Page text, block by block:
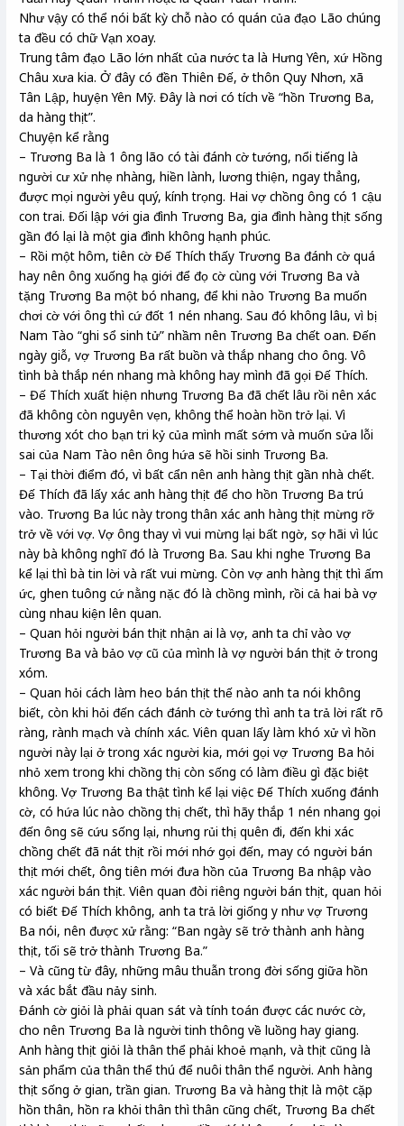
Như vậy có thể nói bất kỳ chỗ nào có quán của đạo Lão chúng
ta đều có chữ Vạn xoay.
Trung tâm đạo Lão lớn nhất của nước ta là Hưng Yên, xứ Hồng
Châu xưa kia. Ở đây có đền Thiên Đế, ở thôn Quy Nhơn, xã
Tân Lập, huyện Yên Mỹ. Đây là nơi có tích về “hồn Trương Ba,
da hàng thịt”.
Chuyện kể rằng
– Trương Ba là 1 ông lão có tài đánh cờ tướng, nổi tiếng là
người cư xử nhẹ nhàng, hiền lành, lương thiện, ngay thẳng,
được mọi người yêu quý, kính trọng. Hai vợ chồng ông có 1 cậu
con trai. Đối lập với gia đình Trương Ba, gia đình hàng thịt sống
gần đó lại là một gia đình không hạnh phúc.
– Rồi một hôm, tiên cờ Đế Thích thấy Trương Ba đánh cờ quá
hay nên ông xuống hạ giới để đọ cờ cùng với Trương Ba và
tặng Trương Ba một bó nhang, để khi nào Trương Ba muốn
chơi cờ với ông thì cứ đốt 1 nén nhang. Sau đó không lâu, vì bị
Nam Tào “ghi sổ sinh tử” nhầm nên Trương Ba chết oan. Đến
ngày giỗ, vợ Trương Ba rất buồn và thắp nhang cho ông. Vô
tình bà thắp nén nhang mà không hay mình đã gọi Đế Thích.
– Đế Thích xuất hiện nhưng Trương Ba đã chết lâu rồi nên xác
đã không còn nguyên vẹn, không thể hoàn hồn trở lại. Vì
thương xót cho bạn tri kỷ của mình mất sớm và muốn sửa lỗi
sai của Nam Tào nên ông hứa sẽ hồi sinh Trương Ba.
– Tại thời điểm đó, vì bất cẩn nên anh hàng thịt gần nhà chết.
Đế Thích đã lấy xác anh hàng thịt để cho hồn Trương Ba trú
vào. Trương Ba lúc này trong thân xác anh hàng thịt mừng rỡ
trở về với vợ. Vợ ông thay vì vui mừng lại bất ngờ, sợ hãi vì lúc
này bà không nghĩ đó là Trương Ba. Sau khi nghe Trương Ba
kể lại thì bà tin lời và rất vui mừng. Còn vợ anh hàng thịt thì ấm
ức, ghen tuông cứ nằng nặc đó là chồng mình, rồi cả hai bà vợ
cùng nhau kiện lên quan.
– Quan hỏi người bán thịt nhận ai là vợ, anh ta chỉ vào vợ
Trương Ba và bảo vợ cũ của mình là vợ người bán thịt ở trong
xóm.
– Quan hỏi cách làm heo bán thịt thế nào anh ta nói không
biết, còn khi hỏi đến cách đánh cờ tướng thì anh ta trả lời rất rõ
ràng, rành mạch và chính xác. Viên quan lấy làm khó xử vì hồn
người này lại ở trong xác người kia, mới gọi vợ Trương Ba hỏi
nhỏ xem trong khi chồng thị còn sống có làm điều gì đặc biệt
không. Vợ Trương Ba thật tình kể lại việc Đế Thích xuống đánh
cờ, có hứa lúc nào chồng thị chết, thì hãy thắp 1 nén nhang gọi
đến ông sẽ cứu sống lại, nhưng rủi thị quên đi, đến khi xác
chồng chết đã nát thịt rồi mới nhớ gọi đến, may có người bán
thịt mới chết, ông tiên mới đưa hồn của Trương Ba nhập vào
xác người bán thịt. Viên quan đòi riêng người bán thịt, quan hỏi
có biết Đế Thích không, anh ta trả lời giống y như vợ Trương
Ba nói, nên được xử rằng: “Ban ngày sẽ trở thành anh hàng
thịt, tối sẽ trở thành Trương Ba.”
– Và cũng từ đây, những mâu thuẫn trong đời sống giữa hồn
và xác bắt đầu nảy sinh.
Đánh cờ giỏi là phải quan sát và tính toán được các nước cờ,
cho nên Trương Ba là người tinh thông về luồng hay giang.
Anh hàng thịt giỏi là thân thể phải khoẻ mạnh, và thịt cũng là
sản phẩm của thân thể thú để nuôi thân thể người. Anh hàng
thịt sống ở gian, trần gian. Trương Ba và hàng thịt là một cặp
hồn thân, hồn ra khỏi thân thì thân cũng chết, Trương Ba chết